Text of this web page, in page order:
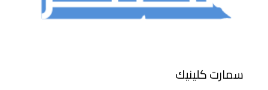
سمارت كلينيك